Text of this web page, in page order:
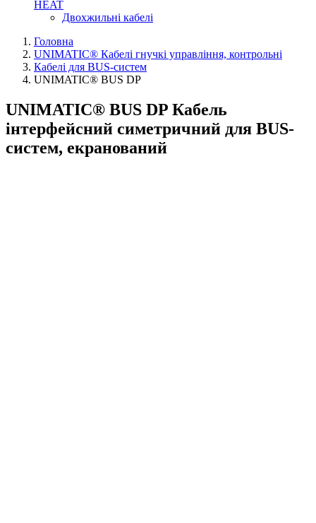
HEAT
Двохжильні кабелі
Головна
UNIMATIC® Кабелі гнучкі управління, контрольні
Кабелі для BUS-систем
UNIMATIC® BUS DP
UNIMATIC® BUS DP Кабель
інтерфейсний симетричний для BUS-
систем, екранований